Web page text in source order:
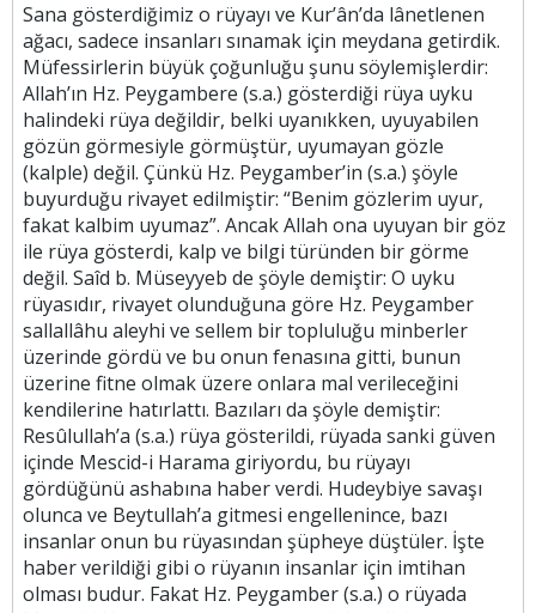
Sana gösterdiğimiz o rüyayı ve Kur’ân’da lânetlenen
ağacı, sadece insanları sınamak için meydana getirdik.
Müfessirlerin büyük çoğunluğu şunu söylemişlerdir:
Allah’ın Hz. Peygambere (s.a.) gösterdiği rüya uyku
halindeki rüya değildir, belki uyanıkken, uyuyabilen
gözün görmesiyle görmüştür, uyumayan gözle
(kalple) değil. Çünkü Hz. Peygamber’in (s.a.) şöyle
buyurduğu rivayet edilmiştir: “Benim gözlerim uyur,
fakat kalbim uyumaz”. Ancak Allah ona uyuyan bir göz
ile rüya gösterdi, kalp ve bilgi türünden bir görme
değil. Saîd b. Müseyyeb de şöyle demiştir: O uyku
rüyasıdır, rivayet olunduğuna göre Hz. Peygamber
sallallâhu aleyhi ve sellem bir topluluğu minberler
üzerinde gördü ve bu onun fenasına gitti, bunun
üzerine fitne olmak üzere onlara mal verileceğini
kendilerine hatırlattı. Bazıları da şöyle demiştir:
Resûlullah’a (s.a.) rüya gösterildi, rüyada sanki güven
içinde Mescid-i Harama giriyordu, bu rüyayı
gördüğünü ashabına haber verdi. Hudeybiye savaşı
olunca ve Beytullah’a gitmesi engellenince, bazı
insanlar onun bu rüyasından şüpheye düştüler. İşte
haber verildiği gibi o rüyanın insanlar için imtihan
olması budur. Fakat Hz. Peygamber (s.a.) o rüyada